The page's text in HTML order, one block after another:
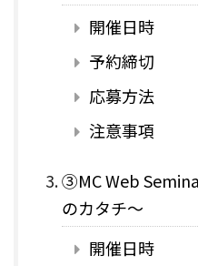
開催日時
予約締切
応募方法
注意事項
③MC Web
のカタチ～
開催日時